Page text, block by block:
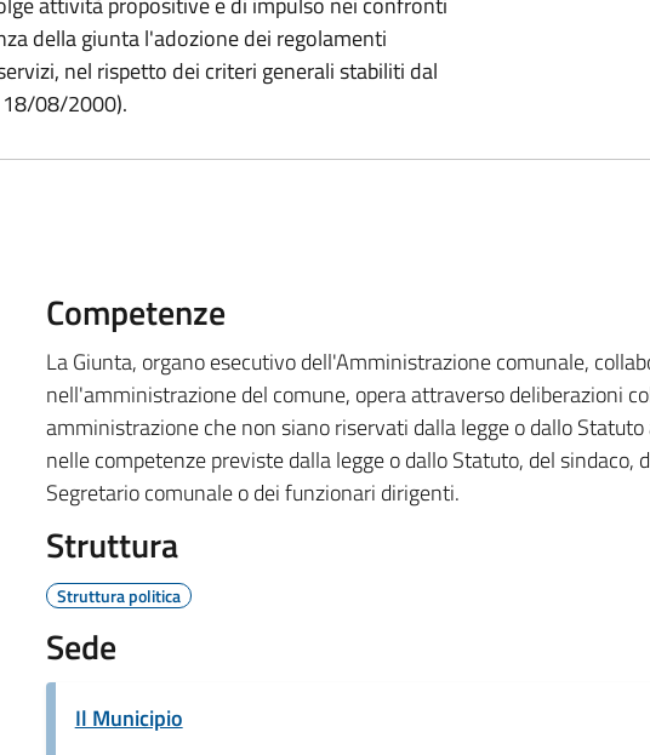
della giunta l'adozione dei regolamenti
nel rispetto dei criteri generali stabiliti dal
18/08/2000).
Competenze
La Giunta, organo esecutivo dell'Amministrazione comunale,
nell'amministrazione del comune, opera attraverso deliberazioni
amministrazione che non siano riservati dalla legge o dallo
nelle competenze previste dalla legge o dallo Statuto, del sindaco,
Segretario comunale o dei funzionari dirigenti.
Struttura
Struttura politica
Sede
Il Municipio